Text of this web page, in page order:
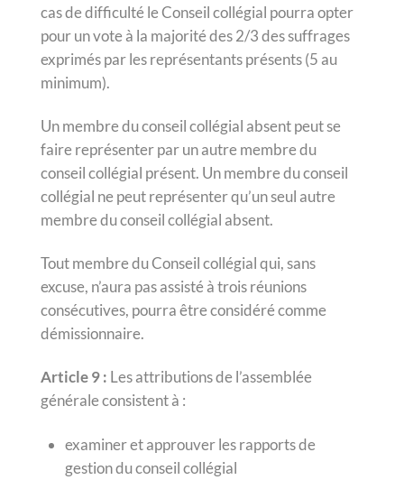
cas de difficulté le Conseil collégial pourra opter
pour un vote à la majorité des 2/3 des suffrages
exprimés par les représentants présents (5 au
minimum).
Un membre du conseil collégial absent peut se
faire représenter par un autre membre du
conseil collégial présent. Un membre du conseil
collégial ne peut représenter qu’un seul autre
membre du conseil collégial absent.
Tout membre du Conseil collégial qui, sans
excuse, n’aura pas assisté à trois réunions
consécutives, pourra être considéré comme
démissionnaire.
Article 9 : Les attributions de l’assemblée
générale consistent à :
examiner et approuver les rapports de
gestion du conseil collégial